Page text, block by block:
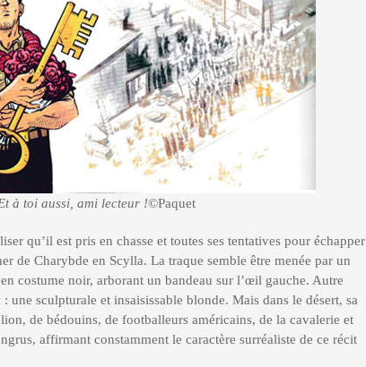
à toi aussi, ami lecteur !©Paquet
qu’il est pris en chasse et toutes ses tentatives pour échapper
de Charybde en Scylla. La traque semble être menée par un
costume noir, arborant un bandeau sur l’œil gauche. Autre
une sculpturale et insaisissable blonde. Mais dans le désert, sa
de bédouins, de footballeurs américains, de la cavalerie et
affirmant constamment le caractère surréaliste de ce récit